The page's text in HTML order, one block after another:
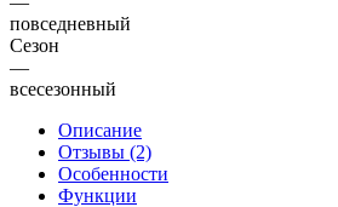
повседневный
Сезон
—
всесезонный
Описание
Отзывы (2)
Особенности
Функции